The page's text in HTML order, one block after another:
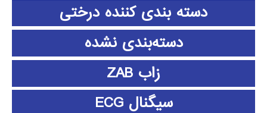
دسته بندی کننده درختی
دسته‌بندی نشده
زاب ZAB
سیگنال ECG